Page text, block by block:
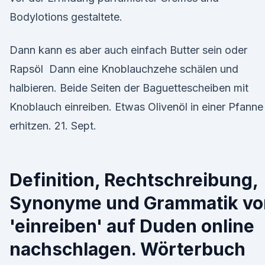
Bodylotions gestaltete.
Dann kann es aber auch einfach Butter sein oder
Rapsöl Dann eine Knoblauchzehe schälen und
halbieren. Beide Seiten der Baguettescheiben mit
Knoblauch einreiben. Etwas Olivenöl in einer Pfanne
erhitzen. 21. Sept.
Definition, Rechtschreibung,
Synonyme und Grammatik
'einreiben' auf Duden online
nachschlagen. Wörterbuch